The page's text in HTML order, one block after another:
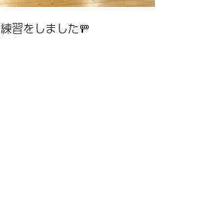
習をしました🚥